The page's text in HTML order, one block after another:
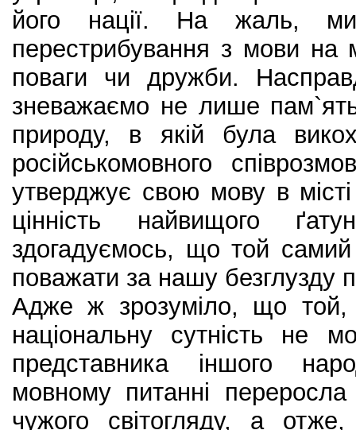
його нації. На жаль,
перестрибування з мови на
поваги чи дружби.
зневажаємо не лише
природу, в якій була
російськомовного
утверджує свою мову в
цінність найвищого
здогадуємось, що той
поважати за нашу безглузду
Адже ж зрозуміло, що
національну сутність не
представника іншого
мовному питанні
чужого світогляду, а